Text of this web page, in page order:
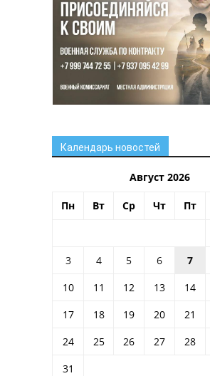
Календарь новостей
Август 2026
Пн Вт Ср Чт Пт
3
4 5 6 7
10
11 12 13 14
17
18 19 20 21
24
25 26 27 28
31